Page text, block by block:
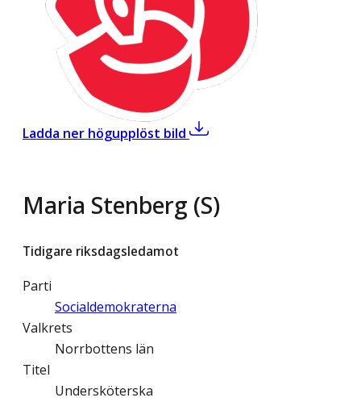
Ladda ner högupplöst bild ,Maria Stenberg (S)
Maria Stenberg (S)
Tidigare riksdagsledamot
Parti
Socialdemokraterna
Valkrets
Norrbottens län
Titel
Undersköterska